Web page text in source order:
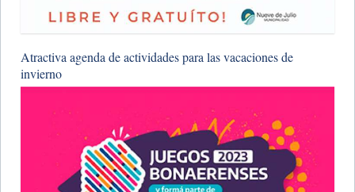
Atractiva agenda de actividades para las vacaciones de
invierno